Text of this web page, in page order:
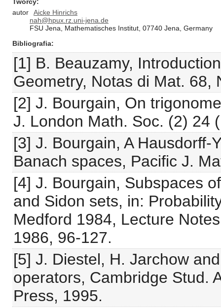
autor
Aicke Hinrichs
nah@hpux.rz.uni-jena.de
FSU Jena, Mathematisches Institut, 07740 Jena, Germany
Bibliografia
[1] B. Beauzamy,
Geometry, Notas di Mat. 68,
[2] J. Bourgain, On
J. London Math. Soc. (2) 24
[3] J. Bourgain, A Hausdorff-
Banach spaces, Pacific J.
[4] J. Bourgain, Subspaces
and Sidon sets, in:
Medford 1984, Lecture
1986, 96-127.
[5] J. Diestel, H. Jarchow
operators, Cambridge Stud.
Press, 1995.